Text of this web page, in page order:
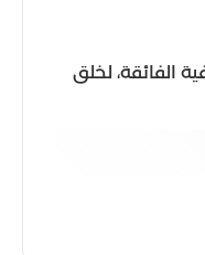
الفائقة، لخلق